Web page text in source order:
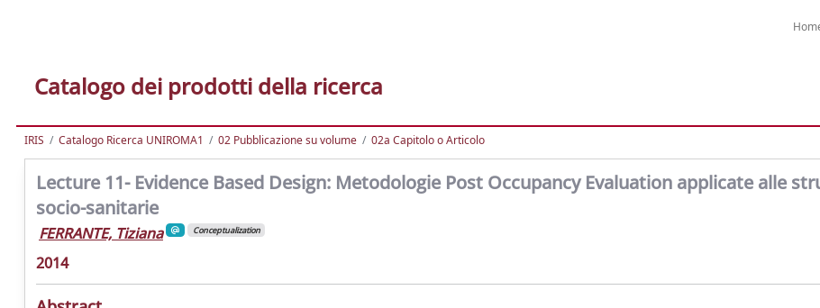
Catalogo dei prodotti della ricerca
IRIS Catalogo Ricerca UNIROMA1 02 Pubblicazione su volume 02a Capitolo o Articolo
Lecture 11- Evidence Based Design: Metodologie Post Occupancy Evaluation applicate alle
socio-sanitarie
FERRANTE, Tiziana Conceptualization
2014